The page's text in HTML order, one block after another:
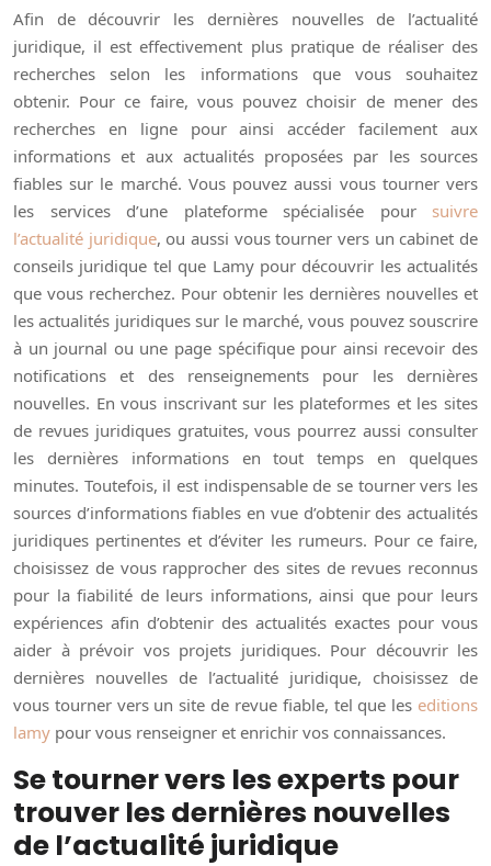
Afin de découvrir les dernières nouvelles de l’actualité
juridique, il est effectivement plus pratique de réaliser des
recherches selon les informations que vous souhaitez
obtenir. Pour ce faire, vous pouvez choisir de mener des
recherches en ligne pour ainsi accéder facilement aux
informations et aux actualités proposées par les sources
fiables sur le marché. Vous pouvez aussi vous tourner vers
les services d’une plateforme spécialisée pour suivre
l’actualité juridique, ou aussi vous tourner vers un cabinet de
conseils juridique tel que Lamy pour découvrir les actualités
que vous recherchez. Pour obtenir les dernières nouvelles et
les actualités juridiques sur le marché, vous pouvez souscrire
à un journal ou une page spécifique pour ainsi recevoir des
notifications et des renseignements pour les dernières
nouvelles. En vous inscrivant sur les plateformes et les sites
de revues juridiques gratuites, vous pourrez aussi consulter
les dernières informations en tout temps en quelques
minutes. Toutefois, il est indispensable de se tourner vers les
sources d’informations fiables en vue d’obtenir des actualités
juridiques pertinentes et d’éviter les rumeurs. Pour ce faire,
choisissez de vous rapprocher des sites de revues reconnus
pour la fiabilité de leurs informations, ainsi que pour leurs
expériences afin d’obtenir des actualités exactes pour vous
aider à prévoir vos projets juridiques. Pour découvrir les
dernières nouvelles de l’actualité juridique, choisissez de
vous tourner vers un site de revue fiable, tel que les editions
lamy pour vous renseigner et enrichir vos connaissances.
Se tourner vers les experts pour
trouver les dernières nouvelles
de l’actualité juridique